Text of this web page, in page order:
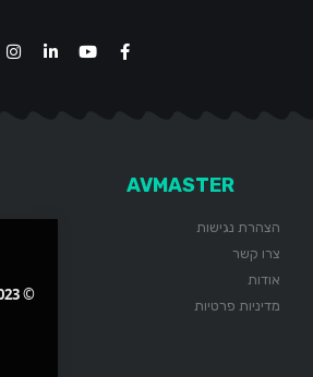
AVMASTER
הצהרת נגישות
צרו קשר
אודות
מדיניות פרטיות
© 2023 מגזין המולטימדיה